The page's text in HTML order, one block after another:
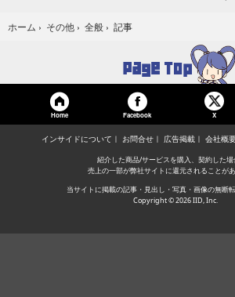
ホーム › その他 › 全般 › 記事
Home Facebook X
インサイドについて お問合せ 広告掲載 会社概
紹介した商品/サービスを購入、契約した場
売上の一部が弊社サイトに還元されることがあ
当サイトに掲載の記事・見出し・写真・画像の無断転
Copyright © 2026 IID, Inc.